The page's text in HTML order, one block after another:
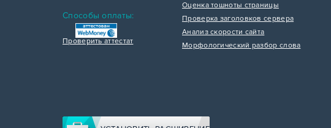
Способы оплаты:
Проверить аттестат
Оценка тошноты страницы
Проверка заголовков сервера
Анализ скорости сайта
Морфологический разбор слова